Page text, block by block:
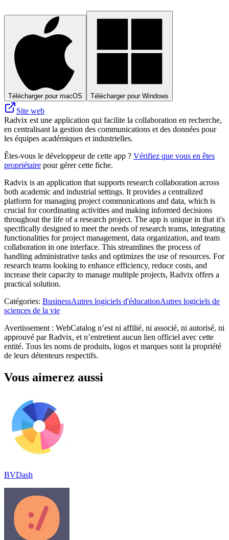
Télécharger pour macOS Télécharger pour Windows
Site web
Radvix est une application qui facilite la collaboration en recherche,
en centralisant la gestion des communications et des données pour
les équipes académiques et industrielles.
Êtes-vous le développeur de cette app ? Vérifiez que vous en êtes
propriétaire pour gérer cette fiche.
Radvix is an application that supports research collaboration across
both academic and industrial settings. It provides a centralized
platform for managing project communications and data, which is
crucial for coordinating activities and making informed decisions
throughout the life of a research project. The app is unique in that it's
specifically designed to meet the needs of research teams, integrating
functionalities for project management, data organization, and team
collaboration in one interface. This streamlines the process of
handling administrative tasks and optimizes the use of resources. For
research teams looking to enhance efficiency, reduce costs, and
increase their capacity to manage multiple projects, Radvix offers a
practical solution.
Catégories: BusinessAutres logiciels d'éducationAutres logiciels de
sciences de la vie
Avertissement : WebCatalog n’est ni affilié, ni associé, ni autorisé, ni
approuvé par Radvix, et n’entretient aucun lien officiel avec cette
entité. Tous les noms de produits, logos et marques sont la propriété
de leurs détenteurs respectifs.
Vous aimerez aussi
BVDash